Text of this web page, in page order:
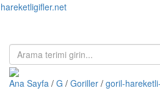
hareketligifler.net
Ana Sayfa / G / Goriller / goril-